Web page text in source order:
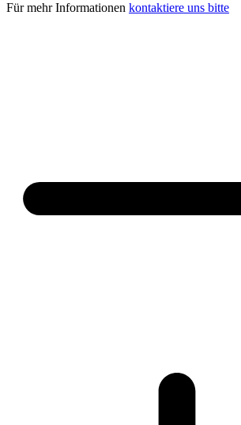
Für mehr Informationen kontaktiere uns bitte